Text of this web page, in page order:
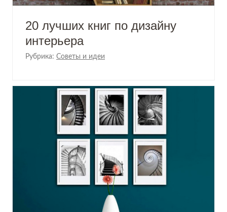
20 лучших книг по дизайну
интерьера
Рубрика: Советы и идеи